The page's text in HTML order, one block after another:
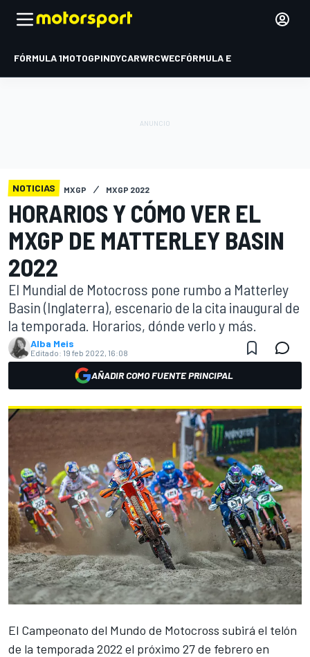
FÓRMULA 1MOTOGPINDYCARWRCWECFÓRMULA E
NOTICIAS MXGP MXGP 2022
HORARIOS Y CÓMO VER EL
MXGP DE MATTERLEY BASIN
2022
El Mundial de Motocross pone rumbo a Matterley
Basin (Inglaterra), escenario de la cita inaugural de
la temporada. Horarios, dónde verlo y más.
Alba Meis
Editado: 19 feb 2022, 16:08
AÑADIR COMO FUENTE PRINCIPAL
El Campeonato del Mundo de Motocross subirá el telón
de la temporada 2022 el próximo 27 de febrero en